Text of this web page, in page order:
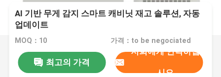
AI 기반 무게 감지 스마트 캐비닛 재고 솔루션, 자동
업데이트
MOQ：10 가격：to be negociated
최고의 가격
저희에게 연락하십
시오